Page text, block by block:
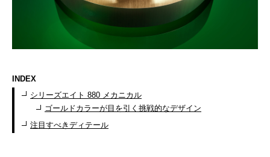
INDEX
シリーズエイト 880 メカニカル
ゴールドカラーが目を引く挑戦的なデザイン
注目すべきディテール